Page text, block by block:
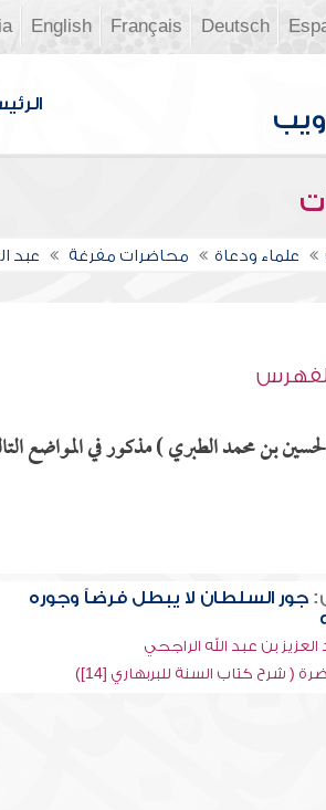
Deutsch
Français
English
علماء ودعاة محاضرات مفرغة عبد
بن محمد الطبري ) مذكور في المواضع
جور السلطان لا يبطل فرضاً وجوره
العزيز بن عبد الله الراجحي
( شرح كتاب السنة للبربهاري [14])